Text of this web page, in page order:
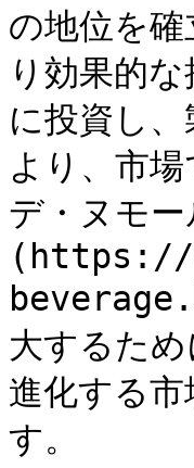
の地位を
り効果的
に投資し
より、市
デ・ヌモ
(https://
大するた
進化する
す。